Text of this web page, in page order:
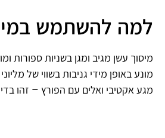
למה להשתמש
מיסוך עשן מגיב ומגן בשניות ספורות
מונע באופן מידי גניבות בשווי של
מגע אקטיבי ואלים עם הפורץ – זהו